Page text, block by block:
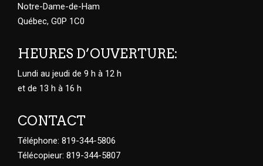
Notre-Dame-de-Ham
Québec, G0P 1C0
HEURES D’OUVERTURE:
Lundi au jeudi de 9 h à 12 h
et de 13 h à 16 h
CONTACT
Téléphone: 819-344-5806
Télécopieur: 819-344-5807